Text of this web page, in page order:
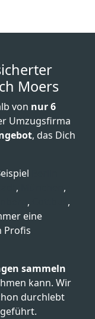
Moers
von nur 6
Umzugsfirma
, das Dich
,
,
,
,
eine
Profis
sammeln
kann. Wir
durchlebt